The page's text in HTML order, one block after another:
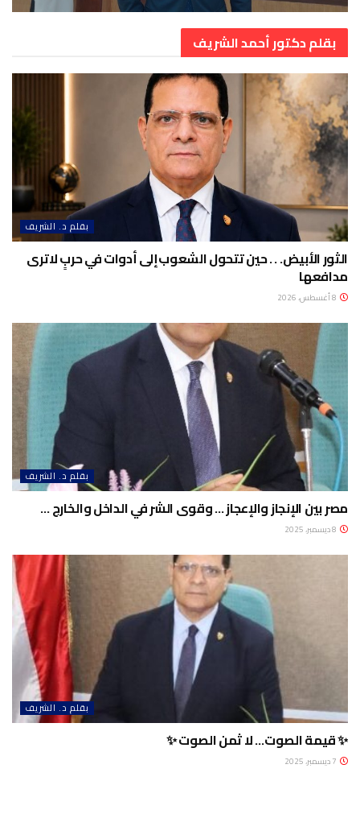
بقلم دكتور أحمد الشريف
بقلم د. الشريف
الثور الأبيض. . . حين تتحول الشعوب إلى أدوات في حربٍ لا ترى
مدافعها
بقلم د. الشريف
مصر بين الإنجاز والإعجاز … وقوى الشر في الداخل والخارج …
بقلم د. الشريف
✨ قيمة الصوت… لا ثمن الصوت ✨